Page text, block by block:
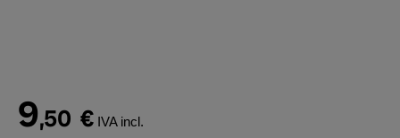
9,50 € IVA incl.